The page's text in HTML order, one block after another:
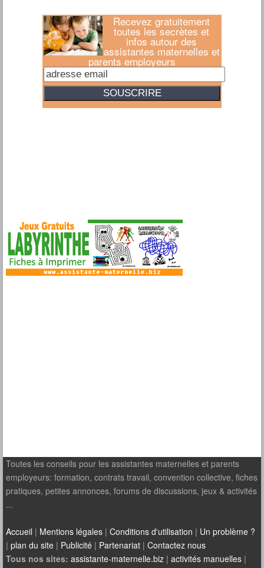
Recevez gratuitement
toutes les secrètes et
infos autour des
assistantes maternelles et
parents employeurs
Toutes les conseils pour les assistantes maternelles et parents
employeurs: formation, contrats travail, convention collective, fiches
pratiques, petites annonces, forums de discussions, jeux & activités
...
Accueil | Mentions légales | Conditions d'utilisation | Un problème ?
| plan du site | Publicité | Partenariat | Contactez nous
Tous nos sites: assistante-maternelle.biz | activités manuelles |